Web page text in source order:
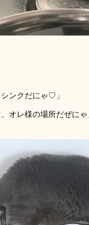
ンクだにゃ♡」
、オレ様の場所だぜにゃ